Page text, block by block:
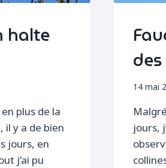
halte
plus de la
il y a de bien
jours, en
j’ai pu
14 mai
jours,